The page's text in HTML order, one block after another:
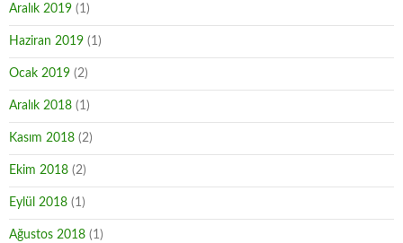
Aralık 2019 (1)
Haziran 2019 (1)
Ocak 2019 (2)
Aralık 2018 (1)
Kasım 2018 (2)
Ekim 2018 (2)
Eylül 2018 (1)
Ağustos 2018 (1)